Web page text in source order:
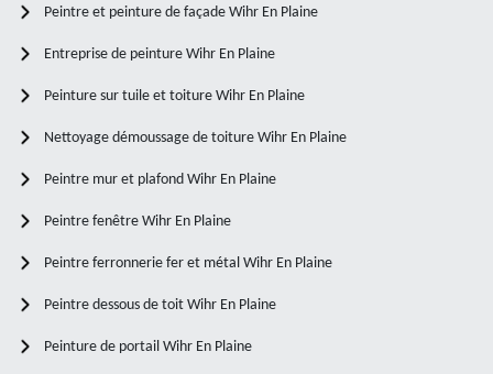
Peintre et peinture de façade Wihr En Plaine
Entreprise de peinture Wihr En Plaine
Peinture sur tuile et toiture Wihr En Plaine
Nettoyage démoussage de toiture Wihr En Plaine
Peintre mur et plafond Wihr En Plaine
Peintre fenêtre Wihr En Plaine
Peintre ferronnerie fer et métal Wihr En Plaine
Peintre dessous de toit Wihr En Plaine
Peinture de portail Wihr En Plaine